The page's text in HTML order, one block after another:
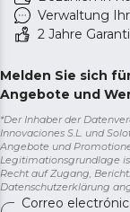
Verwaltung
2 Jahre
Melden Sie sich
Angebote und
*Der Inhaber der
Innovaciones S.L. und
Angebote und
Legitimationsgrundlage
Recht auf Zugang,
Datenschutzerklärung
Correo